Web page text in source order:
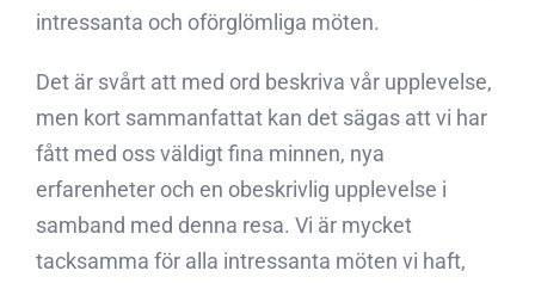
intressanta och oförglömliga möten.
Det är svårt att med ord beskriva vår upplevelse,
men kort sammanfattat kan det sägas att vi har
fått med oss väldigt fina minnen, nya
erfarenheter och en obeskrivlig upplevelse i
samband med denna resa. Vi är mycket
tacksamma för alla intressanta möten vi haft,